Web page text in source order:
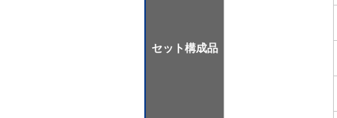
セット構成品